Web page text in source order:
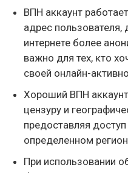
ВПН аккаунт
адрес пользователя,
интернете более
важно для тех, кто
своей онлайн-
Хороший ВПН
цензуру и
предоставляя
определенном
При использовании